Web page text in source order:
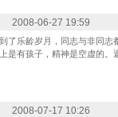
2008-06-27 19:59
到了乐龄岁月，同志与非同
是有孩子，精神是空虚的。
2008-07-17 10:26